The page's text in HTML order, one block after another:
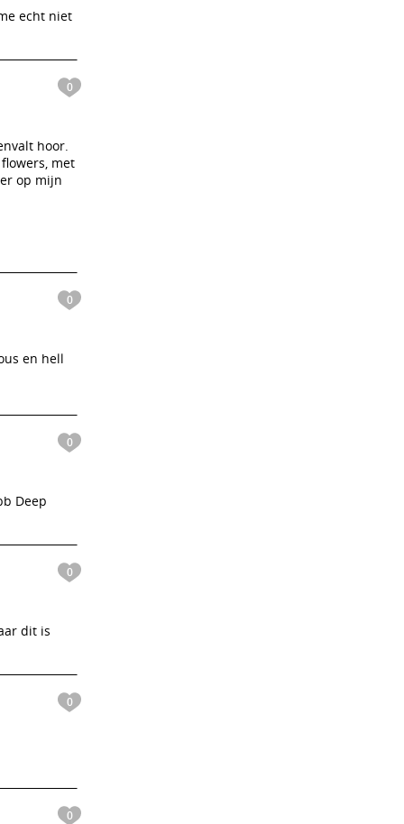
echt niet
0
hoor.
met
op mijn
0
en hell
0
Deep
0
dit is
0
0